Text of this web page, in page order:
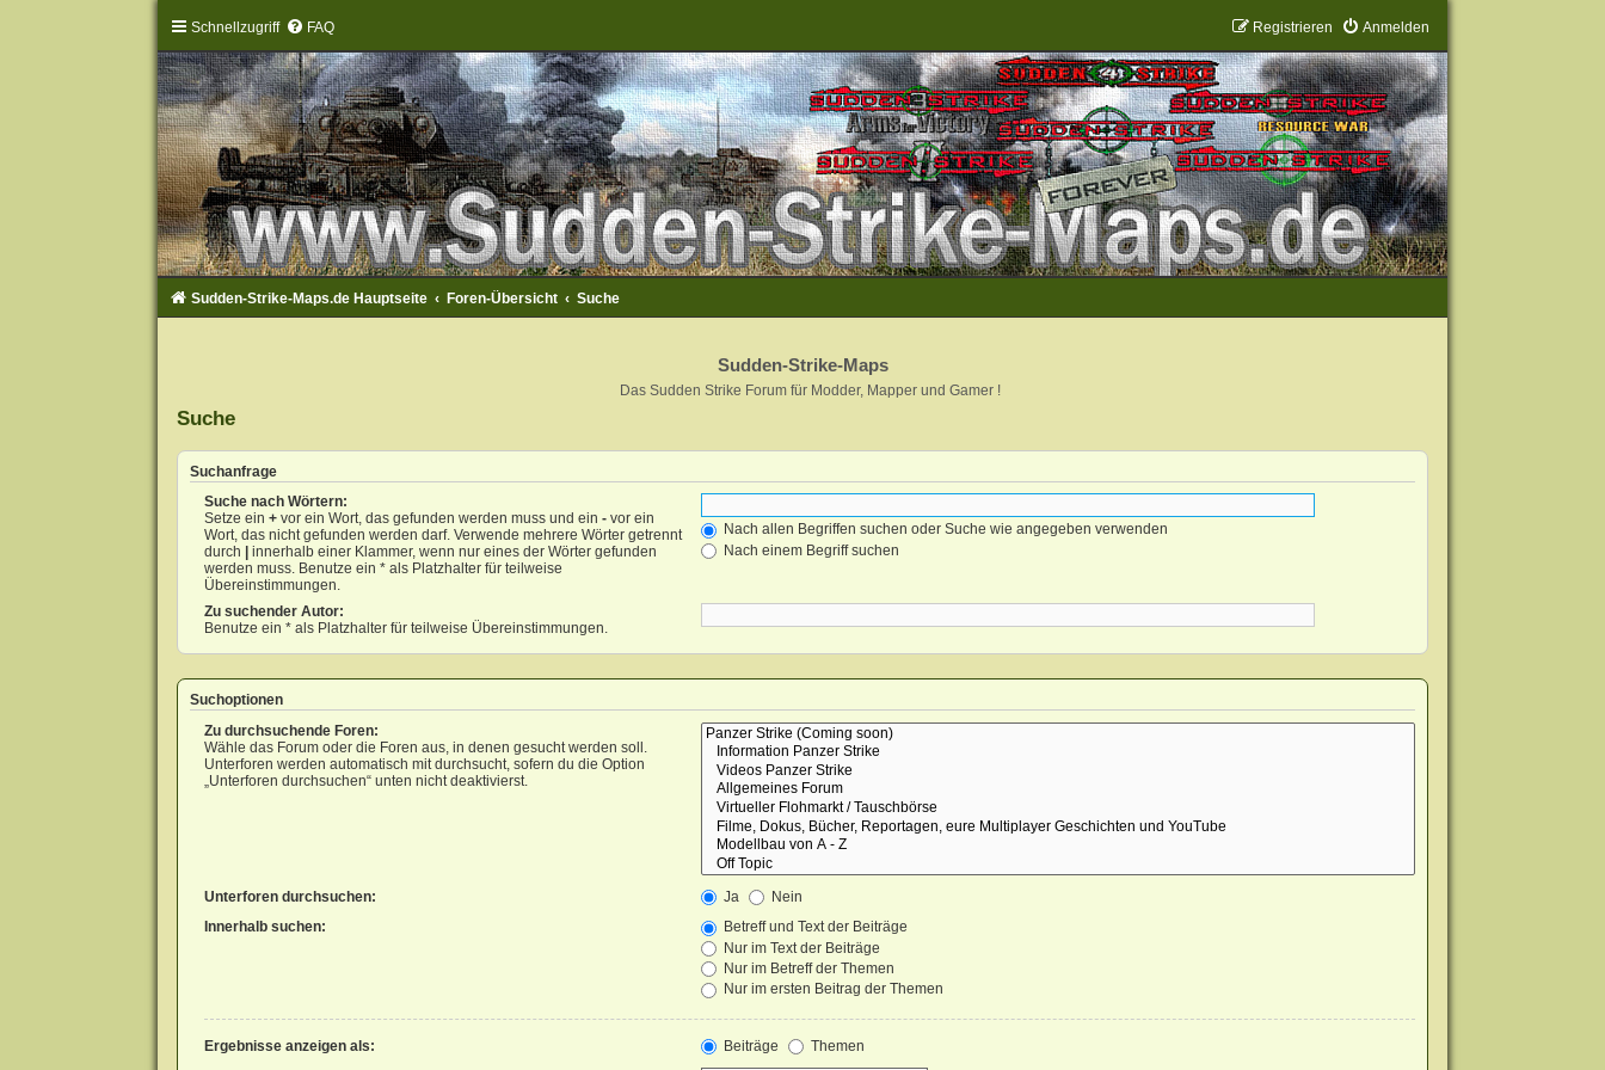
Schnellzugriff FAQ Anmelden
Registrieren
Sudden-Strike-Maps.de Hauptseite Foren-Übersicht Suche
Sudden-Strike-Maps
Das Sudden Strike Forum für Modder, Mapper und Gamer !
Suche
Suchanfrage
Suche nach Wörtern:
Setze ein +vor ein Wort, das gefunden werden muss und ein -vor ein
Wort, das nicht gefunden werden darf. Verwende mehrere Wörter getrennt
durch
innerhalb einer Klammer, wenn nur eines der Wörter gefunden
werden muss. Benutze ein * als Platzhalter für teilweise
Übereinstimmungen.
Nach allen Begriffen suchen oder Suche wie angegeben verwenden
Nach einem Begriff suchen
Zu suchender Autor:
Benutze ein * als Platzhalter für teilweise Übereinstimmungen.
Suchoptionen
Zu durchsuchende Foren:
Wähle das Forum oder die Foren aus, in denen gesucht werden soll.
Unterforen werden automatisch mit durchsucht, sofern du die Option
„Unterforen durchsuchen“ unten nicht deaktivierst.
Unterforen durchsuchen: Ja
Nein
Innerhalb suchen:
Betreff und Text der Beiträge
Nur im Text der Beiträge
Nur im Betreff der Themen
Nur im ersten Beitrag der Themen
Ergebnisse anzeigen als: Beiträge
Themen